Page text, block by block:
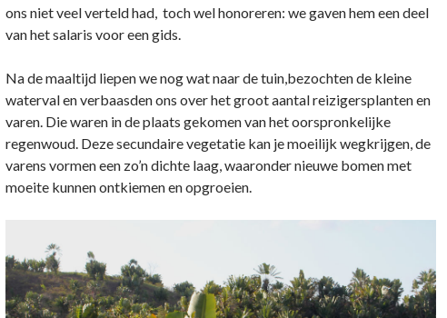
ons niet veel verteld had, toch wel honoreren: we gaven hem een deel
van het salaris voor een gids.
Na de maaltijd liepen we nog wat naar de tuin,bezochten de kleine
waterval en verbaasden ons over het groot aantal reizigersplanten en
varen. Die waren in de plaats gekomen van het oorspronkelijke
regenwoud. Deze secundaire vegetatie kan je moeilijk wegkrijgen, de
varens vormen een zo’n dichte laag, waaronder nieuwe bomen met
moeite kunnen ontkiemen en opgroeien.